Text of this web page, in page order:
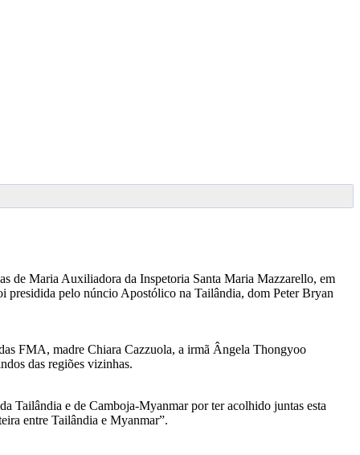
de Maria Auxiliadora da Inspetoria Santa Maria Mazzarello, em
presidida pelo núncio Apostólico na Tailândia, dom Peter Bryan
FMA, madre Chiara Cazzuola, a irmã Ângela Thongyoo
das regiões vizinhas.
Tailândia e de Camboja-Myanmar por ter acolhido juntas esta
entre Tailândia e Myanmar”.